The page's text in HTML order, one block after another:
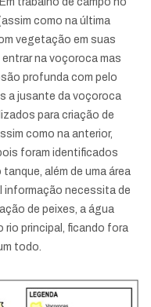
como na última
vegetação em suas
na voçoroca mas
profunda com pelo
a jusante da voçoroca
para criação de
como na anterior,
foram identificados
além de uma área
informação necessita de
de peixes, a água
rio principal, ficando fora
todo.